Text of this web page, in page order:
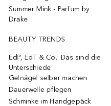
Summer Mink - Parfum by
Drake
BEAUTY TRENDS
EdP, EdT & Co.: Das sind die
Unterschiede
Gelnägel selber machen
Dauerwelle pflegen
Schminke im Handgepäck